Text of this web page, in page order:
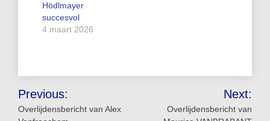
Hödlmayer
succesvol
4 maart 2026
Bericht
navigatie
Previous:
Overlijdensbericht van Alex
Next:
Overlijdensbericht van